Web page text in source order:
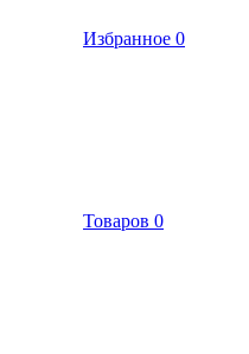
Избранное 0
Товаров 0